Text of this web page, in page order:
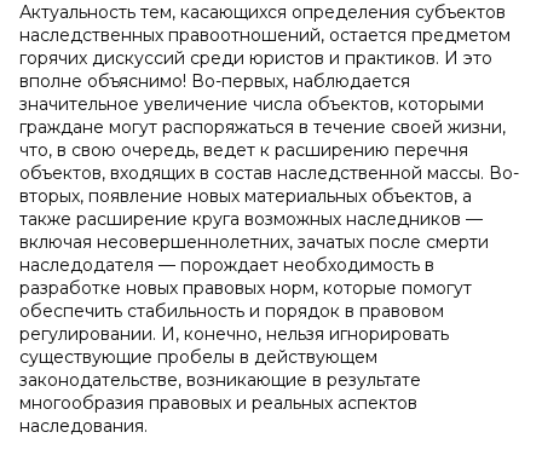
Актуальность тем, касающихся определения субъектов
наследственных правоотношений, остается предметом
горячих дискуссий среди юристов и практиков. И это
вполне объяснимо! Во-первых, наблюдается
значительное увеличение числа объектов, которыми
граждане могут распоряжаться в течение своей жизни,
что, в свою очередь, ведет к расширению перечня
объектов, входящих в состав наследственной массы. Во-
вторых, появление новых материальных объектов, а
также расширение круга возможных наследников —
включая несовершеннолетних, зачатых после смерти
наследодателя — порождает необходимость в
разработке новых правовых норм, которые помогут
обеспечить стабильность и порядок в правовом
регулировании. И, конечно, нельзя игнорировать
существующие пробелы в действующем
законодательстве, возникающие в результате
многообразия правовых и реальных аспектов
наследования.